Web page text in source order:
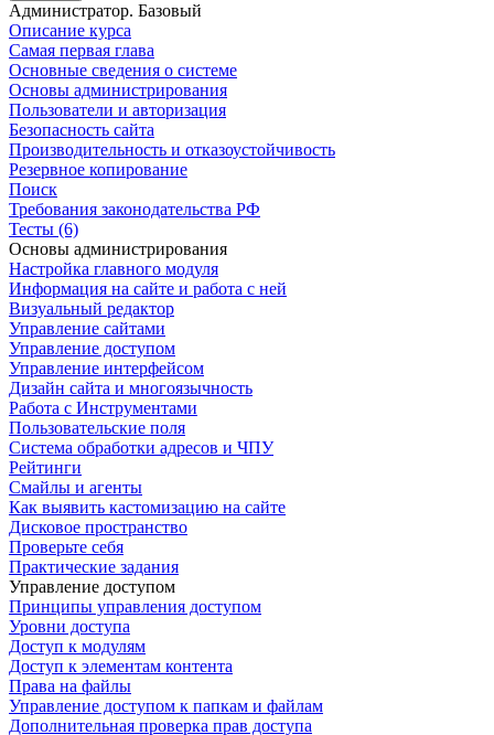
Администратор. Базовый
Описание курса
Самая первая глава
Основные сведения о системе
Основы администрирования
Пользователи и авторизация
Безопасность сайта
Производительность и отказоустойчивость
Резервное копирование
Поиск
Требования законодательства РФ
Тесты (6)
Основы администрирования
Настройка главного модуля
Информация на сайте и работа с ней
Визуальный редактор
Управление сайтами
Управление доступом
Управление интерфейсом
Дизайн сайта и многоязычность
Работа с Инструментами
Пользовательские поля
Система обработки адресов и ЧПУ
Рейтинги
Смайлы и агенты
Как выявить кастомизацию на сайте
Дисковое пространство
Проверьте себя
Практические задания
Управление доступом
Принципы управления доступом
Уровни доступа
Доступ к модулям
Доступ к элементам контента
Права на файлы
Управление доступом к папкам и файлам
Дополнительная проверка прав доступа